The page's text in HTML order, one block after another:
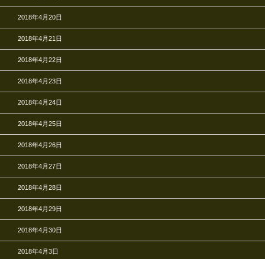
2018年4月20日
2018年4月21日
2018年4月22日
2018年4月23日
2018年4月24日
2018年4月25日
2018年4月26日
2018年4月27日
2018年4月28日
2018年4月29日
2018年4月30日
2018年4月3日